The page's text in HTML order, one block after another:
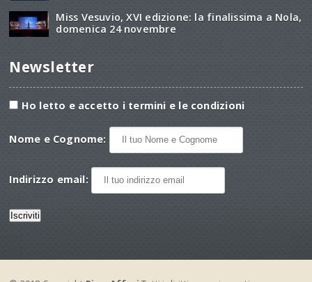
Miss Vesuvio, XVI edizione: la finalissima a Nola,
domenica 24 novembre
Newsletter
Ho letto e accetto i termini e le condizioni
Nome e Cognome:
Indirizzo email: